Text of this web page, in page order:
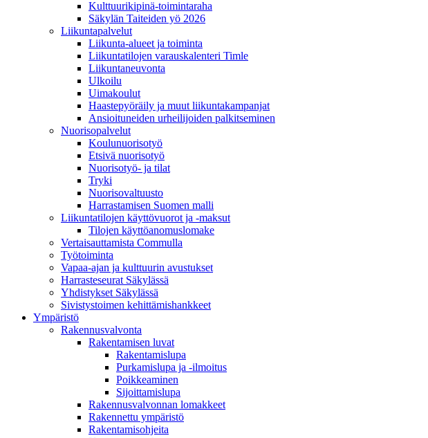
Kulttuurikipinä-toimintaraha
Säkylän Taiteiden yö 2026
Liikuntapalvelut
Liikunta-alueet ja toiminta
Liikuntatilojen varauskalenteri Timle
Liikuntaneuvonta
Ulkoilu
Uimakoulut
Haastepyöräily ja muut liikuntakampanjat
Ansioituneiden urheilijoiden palkitseminen
Nuorisopalvelut
Koulunuorisotyö
Etsivä nuorisotyö
Nuorisotyö- ja tilat
Tryki
Nuorisovaltuusto
Harrastamisen Suomen malli
Liikuntatilojen käyttövuorot ja -maksut
Tilojen käyttöanomuslomake
Vertaisauttamista Commulla
Työtoiminta
Vapaa-ajan ja kulttuurin avustukset
Harrasteseurat Säkylässä
Yhdistykset Säkylässä
Sivistystoimen kehittämishankkeet
Ympä­ristö
Rakennusvalvonta
Rakentamisen luvat
Rakentamislupa
Purkamislupa ja -ilmoitus
Poikkeaminen
Sijoittamislupa
Rakennusvalvonnan lomakkeet
Rakennettu ympäristö
Rakentamisohjeita